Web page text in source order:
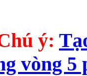
ý:
vòng 5